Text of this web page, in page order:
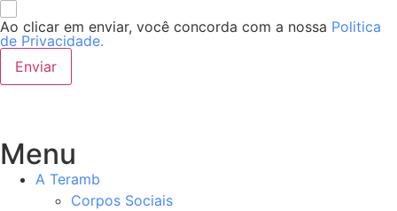
Ao clicar em enviar, você concorda com a nossa Politica
de Privacidade.
Enviar
Menu
A Teramb
Corpos Sociais